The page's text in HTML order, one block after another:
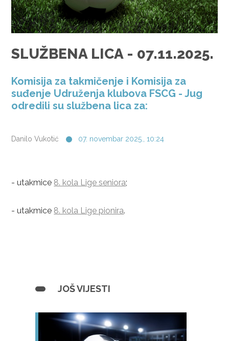
SLUŽBENA LICA - 07.11.2025.
Komisija za takmičenje i Komisija za
suđenje Udruženja klubova FSCG - Jug
odredili su službena lica za:
Danilo Vukotić 07. novembar 2025., 10:24
- utakmice 8. kola Lige seniora;
- utakmice 8. kola Lige pionira.
JOŠ VIJESTI